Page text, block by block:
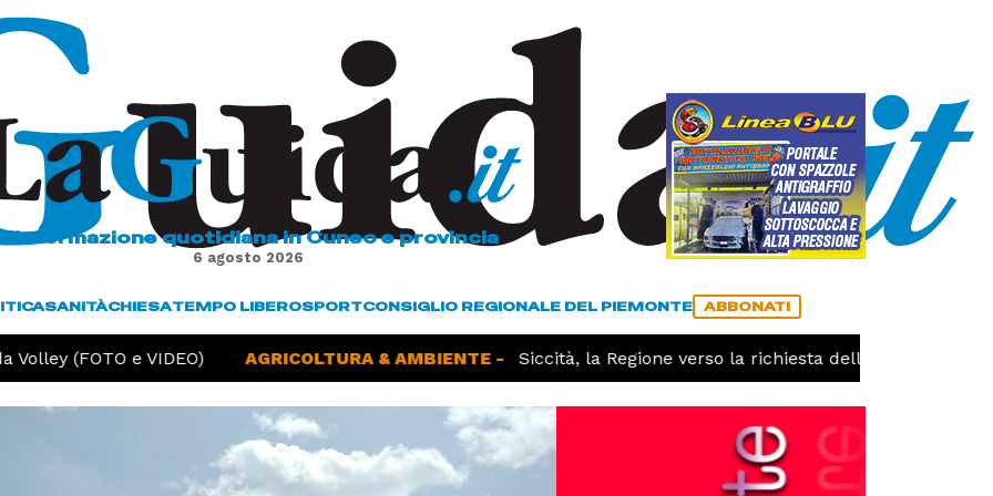
L'informazione quotidiana in Cuneo e provincia
6 agosto 2026
SANITÀCHIESATEMPO LIBEROSPORTCONSIGLIO REGIONALE DEL PIEMONTE ABBONATI
(FOTO e VIDEO) AGRICOLTURA & AMBIENTE - Siccità, la Regione verso la richiesta dello stato di